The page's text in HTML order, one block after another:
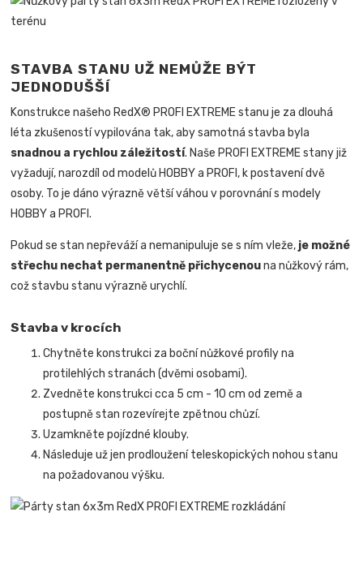
STAVBA STANU UŽ NEMŮŽE BÝT
JEDNODUŠŠÍ
Konstrukce našeho RedX® PROFI EXTREME stanu je za dlouhá
léta zkušeností vypilována tak, aby samotná stavba byla
snadnou a rychlou záležitostí. Naše PROFI EXTREME stany již
vyžadují, narozdíl od modelů HOBBY a PROFI, k postavení dvě
osoby. To je dáno výrazně větší váhou v porovnání s modely
HOBBY a PROFI.
Pokud se stan nepřeváží a nemanipuluje se s ním vleže, je možné
střechu nechat permanentně přichycenouna nůžkový rám,
což stavbu stanu výrazně urychlí.
Stavba v krocích
Chytněte konstrukci za boční nůžkové profily na
protilehlých stranách (dvěmi osobami).
Zvedněte konstrukci cca 5 cm - 10 cm od země a
postupně stan rozevírejte zpětnou chůzí.
Uzamkněte pojízdné klouby.
Následuje už jen prodloužení teleskopických nohou stanu
na požadovanou výšku.